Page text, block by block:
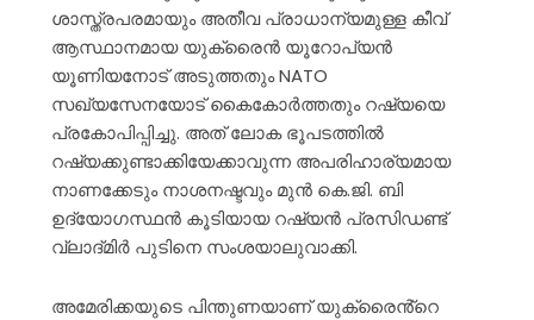
ശാസ്ത്രപരമായും അതീവ പ്രാധാന്യമുള്ള കീവ്
ആസ്ഥാനമായ യുക്രൈൻ യൂറോപ്യൻ
യൂണിയനോട് അടുത്തതും NATO
സഖ്യസേനയോട് കൈകോർത്തതും റഷ്യയെ
പ്രകോപിപ്പിച്ചു. അത് ലോക ഭൂപടത്തിൽ
റഷ്യക്കുണ്ടാക്കിയേക്കാവുന്ന അപരിഹാര്യമായ
നാണക്കേടും നാശനഷ്ടവും മുൻ കെ.ജി. ബി
ഉദ്യോഗസ്ഥൻ കൂടിയായ റഷ്യൻ പ്രസിഡണ്ട്
വ്ലാദ്മിർ പുടിനെ സംശയാലുവാക്കി.
അമേരിക്കയുടെ പിന്തുണയാണ് യുക്രൈൻ്റെ